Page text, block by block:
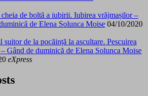
cheia de boltă a iubirii. Iubirea vrăjmașilor –
de Elena Solunca Moise 04/10/2020
suitor de la pocăință la ascultare. Pescuirea
Gând de duminică de Elena Solunca Moise
eXpress